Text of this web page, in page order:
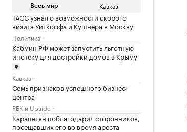
Весь мир Кавказ
ТАСС узнал о возможности скорого
визита Уиткоффа и Кушнера в Москву
Политика
Кабмин РФ может запустить льготную
ипотеку для достройки домов в Крыму
Кавказ
Семь признаков успешного бизнес-
центра
РБК и Upside
Карапетян поблагодарил сторонников,
посещавших его во время ареста